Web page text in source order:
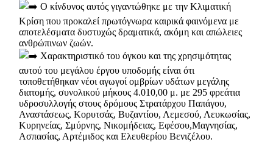
Ο κίνδυνος αυτός γιγαντώθηκε με την Κλιματική
Κρίση που προκαλεί πρωτόγνωρα καιρικά φαινόμενα με
αποτελέσματα δυστυχώς δραματικά, ακόμη και απώλειες
ανθρώπινων ζωών.
Χαρακτηριστικό του όγκου και της χρησιμότητας
αυτού του μεγάλου έργου υποδομής είναι ότι
τοποθετήθηκαν νέοι αγωγοί ομβρίων υδάτων μεγάλης
διατομής, συνολικού μήκους 4.010,00 μ. με 295 φρεάτια
υδροσυλλογής στους δρόμους Στρατάρχου Παπάγου,
Αναστάσεως, Κορυτσάς, Βυζαντίου, Λεμεσού, Λευκωσίας,
Κυρηνείας, Σμύρνης, Νικομήδειας, Εφέσου,Μαγνησίας,
Ασπασίας, Αρτέμιδος και Ελευθερίου Βενιζέλου.